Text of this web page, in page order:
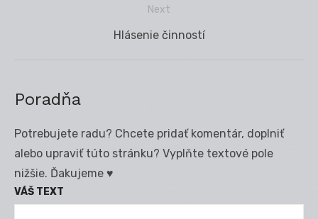
Next
Next
Hlásenie činností
Poradňa
Potrebujete radu? Chcete pridať komentár, doplniť
alebo upraviť túto stránku? Vyplňte textové pole
nižšie. Ďakujeme ♥
VÁŠ TEXT